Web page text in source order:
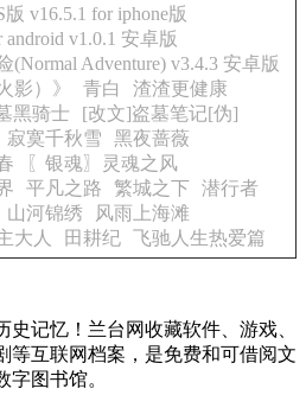
v16.5.1 for iphone版
v1.0.1 安卓版
(Normal Adventure) v3.4.3 安卓版
影）》
青白
渣渣更健康
黑骑士
[改文]盗墓笔记[伪]
寂寞千秋雪
黑夜蔷薇
〖银魂〗灵魂之风
平凡之路 繁城之下 潜行者
山河锦绣
风雨上海滩
大人
田耕纪 飞驰人生热爱篇
记忆！兰台网收藏软件、游戏、
等互联网档案，是免费和可借阅文
图书馆。